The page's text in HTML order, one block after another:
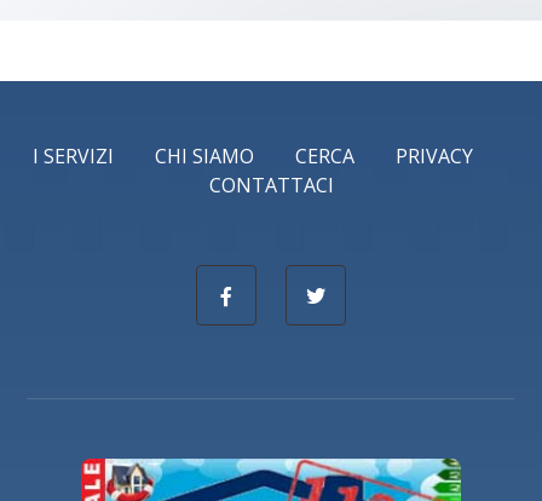
I SERVIZI CHI SIAMO CERCA
PRIVACY
CONTATTACI